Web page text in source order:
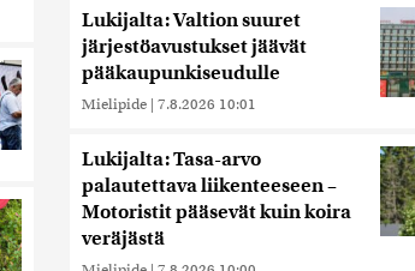
Lukijalta: Valtion suuret
järjestöavustukset jäävät
pääkaupunkiseudulle
Mielipide | 7.8.2026 10:01
Lukijalta: Tasa-arvo
palautettava liikenteeseen –
Motoristit pääsevät kuin koira
veräjästä